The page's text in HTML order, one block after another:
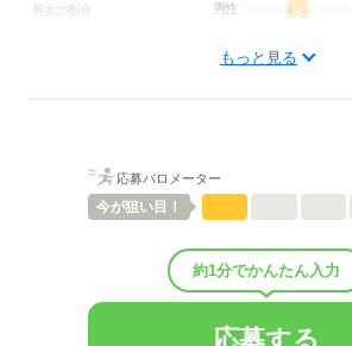
男性
ひとりで
10人
男女比 （男7：女3）
平均年齢35歳
もっと見る
応募バロメーター
今が狙い目！
約1分でかんたん入力
応募する